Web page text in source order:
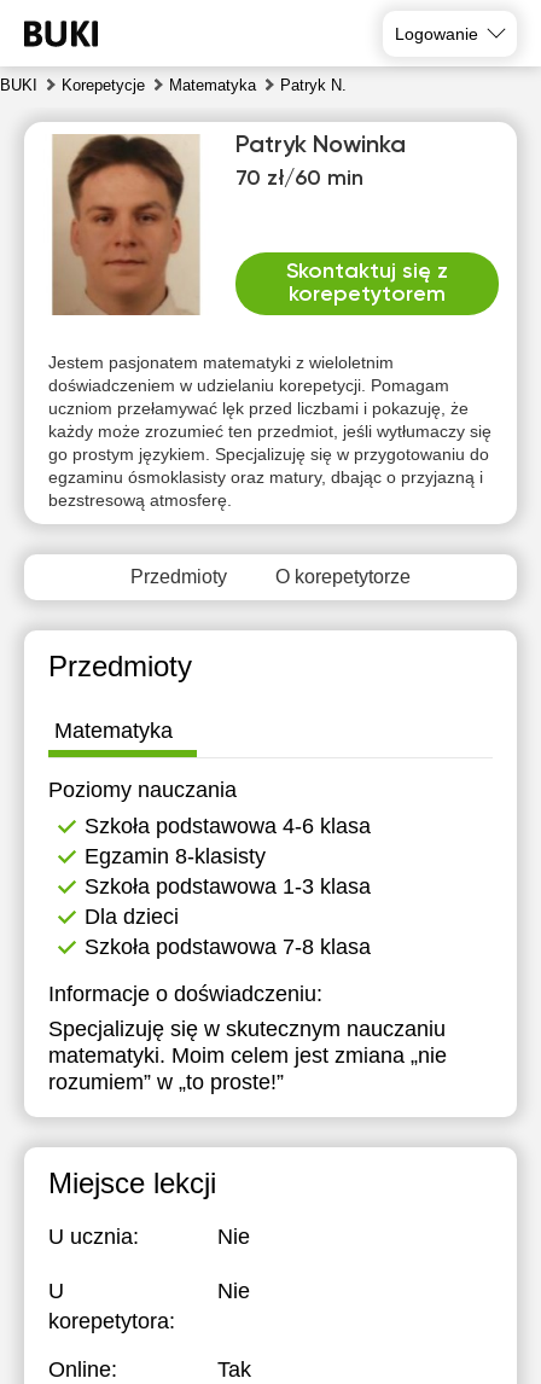
Logowanie
BUKI Korepetycje Matematyka Patryk N.
Patryk Nowinka
70 zł/60 min
Skontaktuj się z
korepetytorem
Jestem pasjonatem matematyki z wieloletnim
doświadczeniem w udzielaniu korepetycji. Pomagam
uczniom przełamywać lęk przed liczbami i pokazuję, że
każdy może zrozumieć ten przedmiot, jeśli wytłumaczy się
go prostym językiem. Specjalizuję się w przygotowaniu do
egzaminu ósmoklasisty oraz matury, dbając o przyjazną i
bezstresową atmosferę.
Przedmioty O korepetytorze
Przedmioty
Matematyka
Poziomy nauczania
Szkoła podstawowa 4-6 klasa
Egzamin 8-klasisty
Szkoła podstawowa 1-3 klasa
Dla dzieci
Szkoła podstawowa 7-8 klasa
Informacje o doświadczeniu:
Specjalizuję się w skutecznym nauczaniu
matematyki. Moim celem jest zmiana „nie
rozumiem” w „to proste!”
Miejsce lekcji
U ucznia: Nie
U
korepetytora:
Nie
Online: Tak
7
8
9
10
Brak
dostępnych
terminów
10:00
10:30
11:00
10:00
10:30
11:00
Brak
dostępnych
terminów
Brak
dostępnych
terminów
Brak
dostępnych
terminów